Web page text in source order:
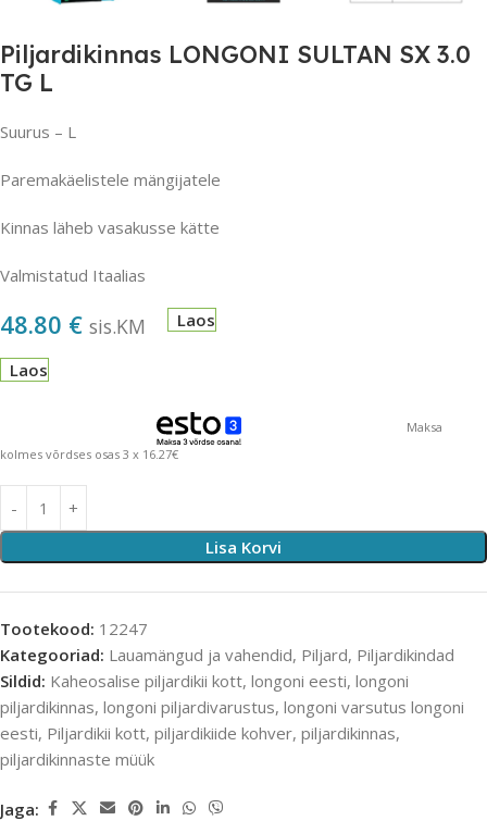
Piljardikinnas LONGONI SULTAN SX 3.0
TG L
Suurus – L
Paremakäelistele mängijatele
Kinnas läheb vasakusse kätte
Valmistatud Itaalias
48.80 € sis.KM Laos
Laos
Maksa
kolmes võrdses osas 3 x 16.27€
Lisa Korvi
Tootekood: 12247
Kategooriad: Lauamängud ja vahendid, Piljard, Piljardikindad
Sildid: Kaheosalise piljardikii kott, longoni eesti, longoni
piljardikinnas, longoni piljardivarustus, longoni varsutus longoni
eesti, Piljardikii kott, piljardikiide kohver, piljardikinnas,
piljardikinnaste müük
Jaga: